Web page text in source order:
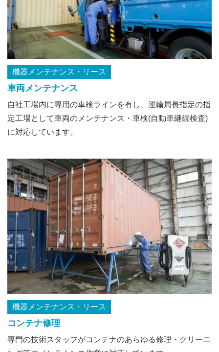
機器メンテナンス・リース
車両メンテナンス
自社工場内に専用の車検ラインを有し、運輸局長指定の指
定工場として車両のメンテナンス・車検(自動車継続検査)
に対応しています。
機器メンテナンス・リース
コンテナ修理
専門の技術スタッフがコンテナのあらゆる修理・クリーニ